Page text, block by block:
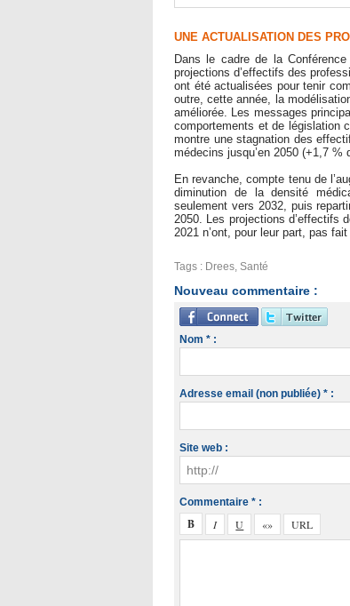
UNE ACTUALISATION DES
Dans le cadre de la
projections d’effectifs des
ont été actualisées pour tenir
outre, cette année, la
améliorée. Les messages
comportements et de législation
montre une stagnation des
médecins jusqu’en 2050 (+1,7
En revanche, compte tenu de
diminution de la densité
seulement vers 2032, puis
2050. Les projections d’effectifs
2021 n’ont, pour leur part, pas
Tags : Drees, Santé
Nouveau commentaire :
Nom * :
Adresse email (non publiée) * :
Site web :
Commentaire * :